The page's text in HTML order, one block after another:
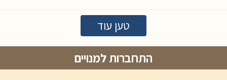
טען עוד
התחברות למנויים